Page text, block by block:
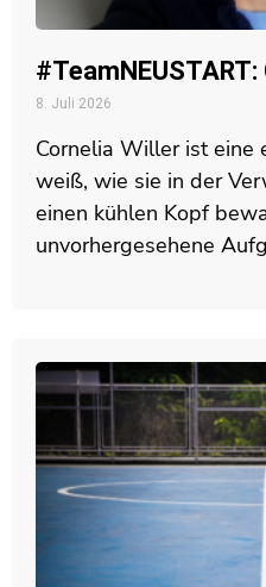
8. Juli 2026
Cornelia Willer ist eine
weiß, wie sie in der
einen kühlen Kopf
unvorhergesehene